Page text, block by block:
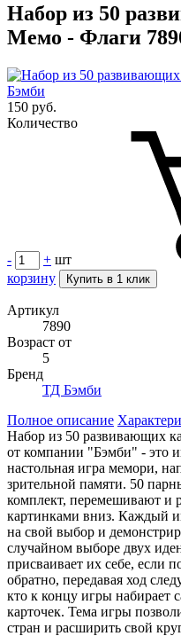
Набор из 50
Мемо - Флаги
150 руб.
Количество
- + шт
корзину
Купить в 1 клик
Артикул
7890
Возраст от
5
Бренд
ТД Бэмби
Полное описание
Набор из 50 развивающих
от компании "Бэмби" - это
настольная игра мемори,
зрительной памяти. 50
комплект, перемешивают и
картинками вниз. Каждый
на свой выбор и
случайном выборе двух
присваивает их себе, если
обратно, передавая ход
кто к концу игры набирает
карточек. Тема игры
стран и расширить свой